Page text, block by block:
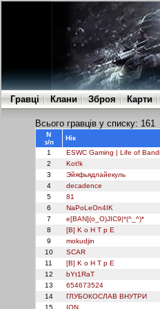
Гравці Клани Зброя Карти